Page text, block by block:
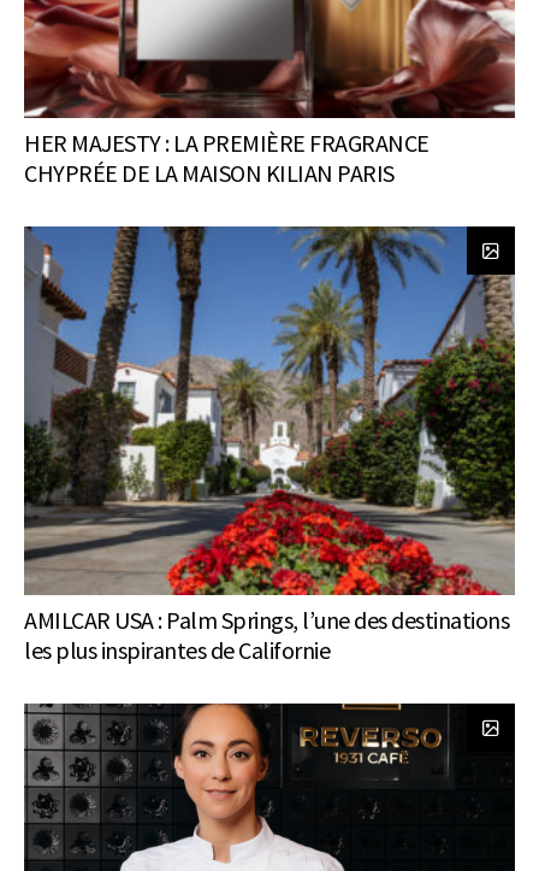
HER MAJESTY : LA PREMIÈRE FRAGRANCE
CHYPRÉE DE LA MAISON KILIAN PARIS
AMILCAR USA : Palm Springs, l’une des destinations
les plus inspirantes de Californie